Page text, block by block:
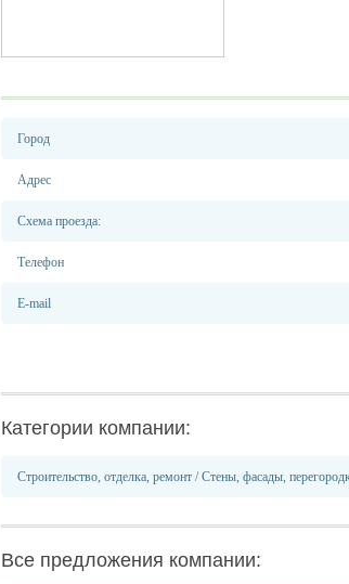
Город
Адрес
Схема проезда:
Телефон
E-mail
Категории компании:
Строительство, отделка, ремонт /Стены, фасады,
Все предложения компании: